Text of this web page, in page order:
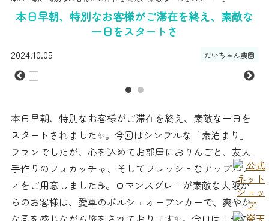
本日早朝、特別なお客様がご滞在を終え、素敵な
一日をスタートさ
2024.10.05 だいちゃん農園
本日早朝、特別なお客様がご滞在を終え、素敵な一日を
スタートされました✨。今回はシンプルな「素泊まり」
プランでしたが、心を込めてお部屋におりんごと、友人
手作りのフォカッチャ、そしてフレッシュなアップルテ
ィをご用意しました☕️。ロマンスグレーが素敵な大阪か
らのお客様は、愛車のポルシェオープンカーで、爽やか